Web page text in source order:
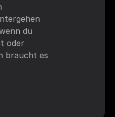
du
oder
braucht es